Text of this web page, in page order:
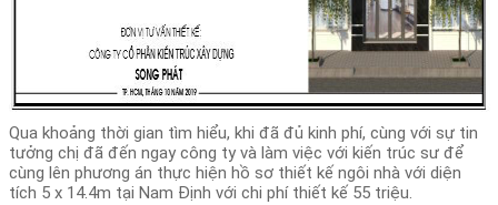
Qua khoảng thời gian tìm hiểu, khi đã đủ kinh phí, cùng với sự tin
tưởng chị đã đến ngay công ty và làm việc với kiến trúc sư để
cùng lên phương án thực hiện hồ sơ thiết kế ngôi nhà với diện
tích 5 x 14.4m tại Nam Định với chi phí thiết kế 55 triệu.